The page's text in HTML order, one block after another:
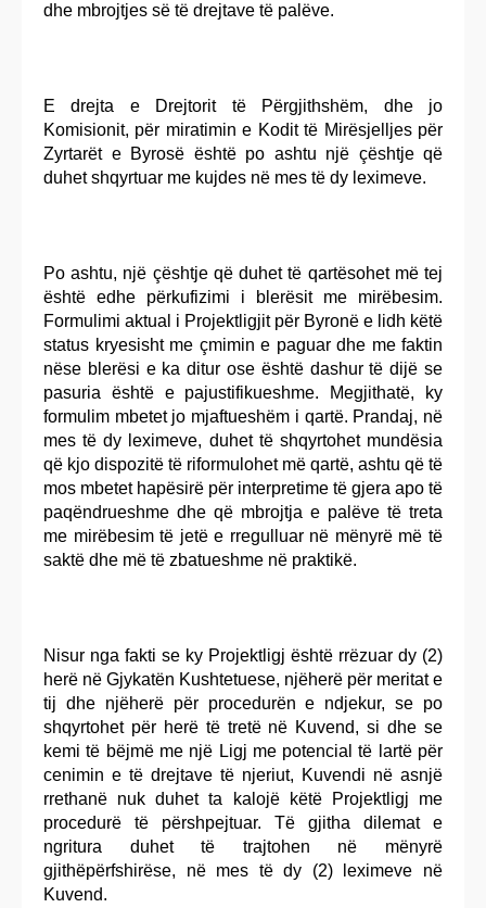
dhe mbrojtjes së të drejtave të palëve.
E drejta e Drejtorit të Përgjithshëm, dhe jo
Komisionit, për miratimin e Kodit të Mirësjelljes për
Zyrtarët e Byrosë është po ashtu një çështje që
duhet shqyrtuar me kujdes në mes të dy leximeve.
Po ashtu, një çështje që duhet të qartësohet më tej
është edhe përkufizimi i blerësit me mirëbesim.
Formulimi aktual i Projektligjit për Byronë e lidh këtë
status kryesisht me çmimin e paguar dhe me faktin
nëse blerësi e ka ditur ose është dashur të dijë se
pasuria është e pajustifikueshme. Megjithatë, ky
formulim mbetet jo mjaftueshëm i qartë. Prandaj, në
mes të dy leximeve, duhet të shqyrtohet mundësia
që kjo dispozitë të riformulohet më qartë, ashtu që të
mos mbetet hapësirë për interpretime të gjera apo të
paqëndrueshme dhe që mbrojtja e palëve të treta
me mirëbesim të jetë e rregulluar në mënyrë më të
saktë dhe më të zbatueshme në praktikë.
Nisur nga fakti se ky Projektligj është rrëzuar dy (2)
herë në Gjykatën Kushtetuese, njëherë për meritat e
tij dhe njëherë për procedurën e ndjekur, se po
shqyrtohet për herë të tretë në Kuvend, si dhe se
kemi të bëjmë me një Ligj me potencial të lartë për
cenimin e të drejtave të njeriut, Kuvendi në asnjë
rrethanë nuk duhet ta kalojë këtë Projektligj me
procedurë të përshpejtuar. Të gjitha dilemat e
ngritura duhet të trajtohen në mënyrë
gjithëpërfshirëse, në mes të dy (2) leximeve në
Kuvend.